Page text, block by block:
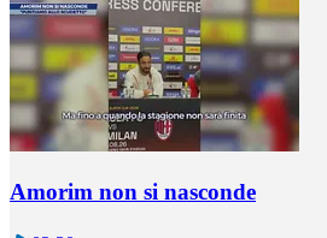
Amorim non si nasconde